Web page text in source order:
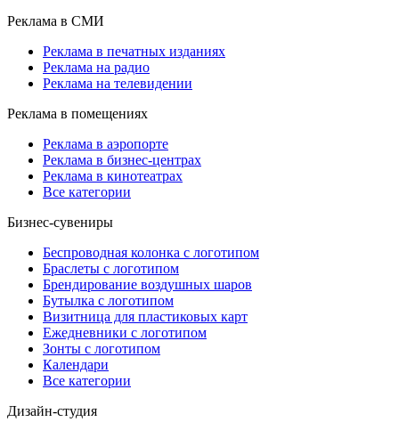
Реклама в СМИ
Реклама в печатных изданиях
Реклама на радио
Реклама на телевидении
Реклама в помещениях
Реклама в аэропорте
Реклама в бизнес-центрах
Реклама в кинотеатрах
Все категории
Бизнес-сувениры
Беспроводная колонка с логотипом
Браслеты с логотипом
Брендирование воздушных шаров
Бутылка с логотипом
Визитница для пластиковых карт
Ежедневники с логотипом
Зонты с логотипом
Календари
Все категории
Дизайн-студия